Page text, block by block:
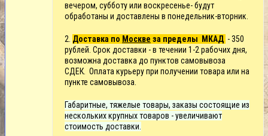
вечером, субботу или воскресенье- будут
обработаны и доставлены в понедельник-вторник.
2. Доставка по Москве за пределы МКАД - 350
рублей. Срок доставки - в течении 1-2 рабочих дня,
возможна доставка до пунктов самовывоза
СДЕК. Оплата курьеру при получении товара или на
пункте самовывоза.
Габаритные, тяжелые товары, заказы состоящие из
нескольких крупных товаров - увеличивают
стоимость доставки.